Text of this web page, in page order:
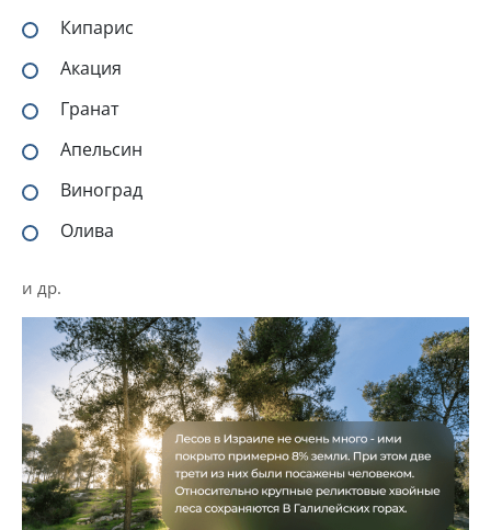
Кипарис
Акация
Гранат
Апельсин
Виноград
Олива
и др.